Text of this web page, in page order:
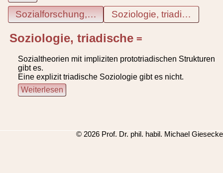
Sozialforschung, kommunikativeSoziologie, triadische
Soziologie, triadische =
Sozialtheorien mit impliziten prototriadischen Strukturen
gibt es.
Eine explizit triadische Soziologie gibt es nicht.
Weiterlesen
© 2026 Prof. Dr. phil. habil. Michael Giesecke